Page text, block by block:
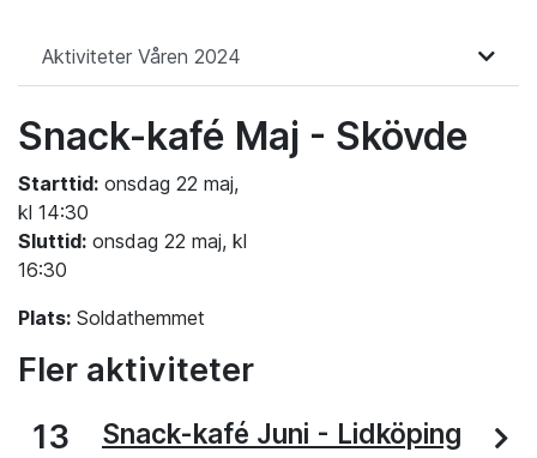
Aktiviteter Våren 2024
Snack-kafé Maj - Skövde
Starttid: onsdag 22 maj,
kl 14:30
Sluttid: onsdag 22 maj, kl
16:30
Plats: Soldathemmet
Fler aktiviteter
13
Snack-kafé Juni - Lidköping